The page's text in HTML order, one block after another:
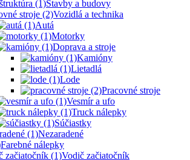
Stavby a budovy
Vozidlá a technika
Autá
Motorky
Doprava a stroje
Kamióny
Lietadlá
Lode
Pracovné stroje
Vesmír a ufo
Truck nálepky
Súčiastky
Nezaradené
Farebné nálepky
Vodič začiatočník